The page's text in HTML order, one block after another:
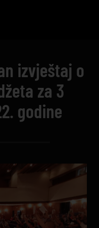
izvještaj o
za 3
godine